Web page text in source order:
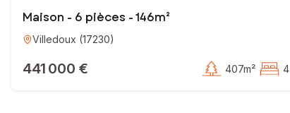
Maison - 6 pièces - 146m²
Villedoux (17230)
441 000 € 407m² 4